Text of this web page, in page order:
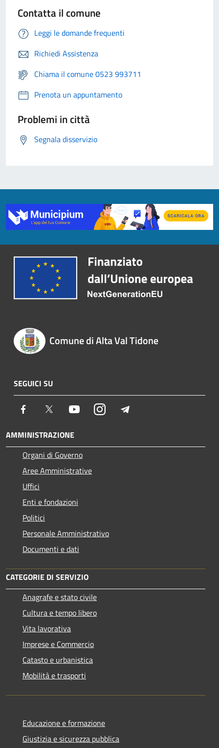
Contatta il comune
Leggi le domande frequenti
Richiedi Assistenza
Chiama il comune 0523 993711
Prenota un appuntamento
Problemi in città
Segnala disservizio
Comune di Alta Val Tidone
SEGUICI SU
Facebook Twitter YoutubeInstagram
AMMINISTRAZIONE
Organi di Governo
Aree Amministrative
Uffici
Enti e fondazioni
Politici
Personale Amministrativo
Documenti e dati
CATEGORIE DI SERVIZIO
Anagrafe e stato civile
Cultura e tempo libero
Vita lavorativa
Imprese e Commercio
Catasto e urbanistica
Mobilità e trasporti
Educazione e formazione
Giustizia e sicurezza pubblica